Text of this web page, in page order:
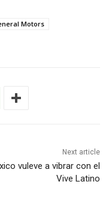
Motors
Next article
vuleve a vibrar con el
Vive Latino